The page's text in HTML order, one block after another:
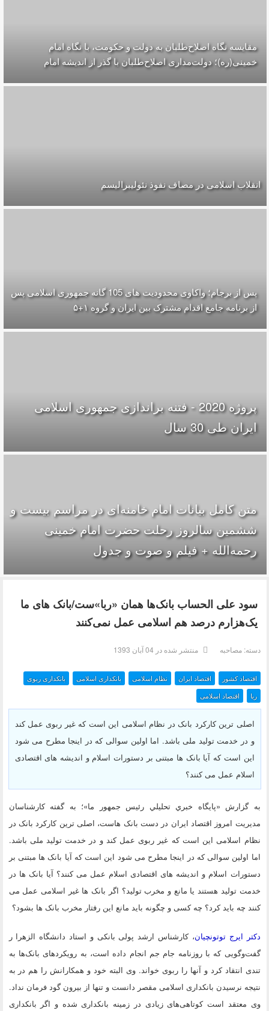
مقایسه‌ نگاه اصلاح‌طلبان به دولت و حکومت، با نگاه امام
خمینی(ره)؛ دولت‌مداری اصلاح‌طلبان با گذر از اندیشه امام
انقلاب اسلامی در مصاف نفوذ نئولیبرالیسم
پس از برجام؛ واکاوی محدودیت های 105 گانه جمهوری اسلامی پس
از برنامه جامع اقدام مشترک بین ایران و گروه ۱+۵
پروژه 2020 - فتنه براندازی جمهوری اسلامی
ایران طی 30 سال
متن کامل بیانات امام خامنه‌ای در مراسم بیست و
ششمین سالروز رحلت حضرت امام خمینی
رحمه‌الله + فیلم و صوت و جدول
سود علی الحساب بانک‌ها همان «ربا»ست/بانک های ما
یک‌هزارم درصد هم اسلامی عمل نمی‌کنند‌‎
دسته:مصاحبه منتشر شده در 04 آبان 1393
اقتصاد کشور اقتصاد ایران نظام اسلامی بانکداری اسلامی
بانکداری ربوی
اقتصاد اسلامی
ربا
اصلی ترین کارکرد بانک در نظام اسلامی این است که غیر ربوی عمل کند
و در خدمت تولید ملی باشد. اما اولین سوالی که در اینجا مطرح می شود
این است که آیا بانک ها مبتنی بر دستورات اسلام و اندیشه های اقتصادی
اسلام عمل می کنند؟
به گزارش «پايگاه خبري تحليلي رئيس جمهور ما»؛ به گفته کارشناسان
مدیریت امروز اقتصاد ایران در دست بانک هاست، اصلی ترین کارکرد بانک در
نظام اسلامی این است که غیر ربوی عمل کند و در خدمت تولید ملی باشد.
اما اولین سوالی که در اینجا مطرح می شود این است که آیا بانک ها مبتنی بر
دستورات اسلام و اندیشه های اقتصادی اسلام عمل می کنند؟ آیا بانک ها در
خدمت تولید هستند یا مانع و مخرب تولید؟ اگر بانک ها غیر اسلامی عمل می
کنند چه باید کرد؟ چه کسی و چگونه باید مانع این رفتار مخرب بانک ها بشود؟
دکتر ایرج توتونچیان، کارشناس ارشد پولی بانکی و استاد دانشگاه الزهرا ر
گفت‌و‌گویی که با روزنامه جام جم انجام داده است، به رویکردهای بانک‌ها به
تندی انتقاد کرد و آنها را ربوی خواند. وی البته خود و همکارانش را هم در به
نتیجه نرسیدن بانکداری اسلامی مقصر دانست و تنها از بیرون گود فرمان نداد.
وی معتقد است کوتاهی‌های زیادی در زمینه بانکداری شده و اگر بانکداری